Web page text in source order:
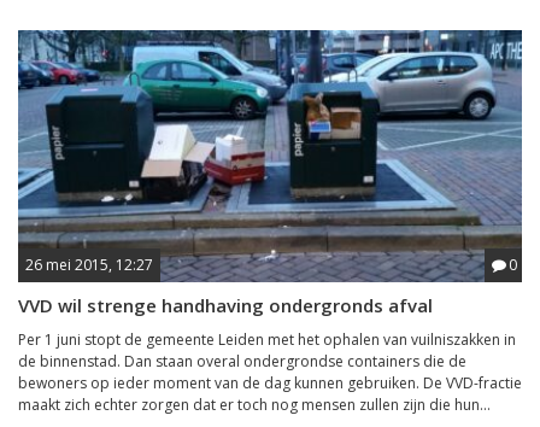
26 mei 2015, 12:27 0
VVD wil strenge handhaving ondergronds afval
Per 1 juni stopt de gemeente Leiden met het ophalen van vuilniszakken in
de binnenstad. Dan staan overal ondergrondse containers die de
bewoners op ieder moment van de dag kunnen gebruiken. De VVD-fractie
maakt zich echter zorgen dat er toch nog mensen zullen zijn die hun...